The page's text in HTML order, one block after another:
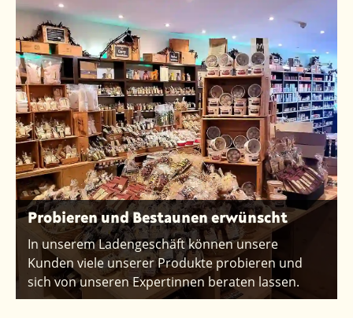
Probieren und Bestaunen erwünscht
In unserem Ladengeschäft können unsere
Kunden viele unserer Produkte probieren und
sich von unseren Expertinnen beraten lassen.